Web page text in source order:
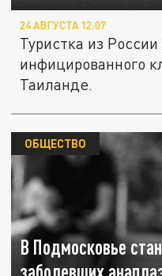
24 АВГУСТА 12:07
Туристка из
инфицированного
Таиланде.
В Подмосковье
ОБЩЕСТВО